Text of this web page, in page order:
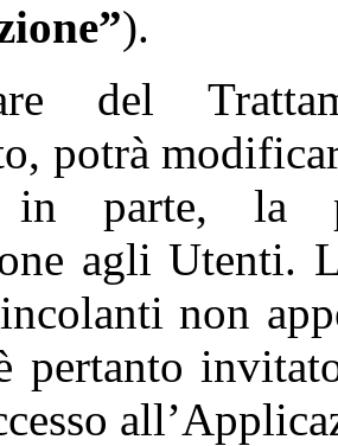
).
del
potrà
parte, la
agli Utenti.
non
pertanto